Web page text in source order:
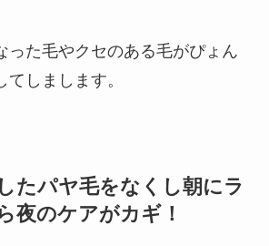
った毛やクセのある毛がぴょん
しまします。
たパヤ毛をなくし朝にラ
夜のケアがカギ！